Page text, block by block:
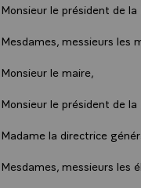
Monsieur le président de
Mesdames, messieurs les
Monsieur le maire,
Monsieur le président de
Madame la directrice
Mesdames, messieurs les